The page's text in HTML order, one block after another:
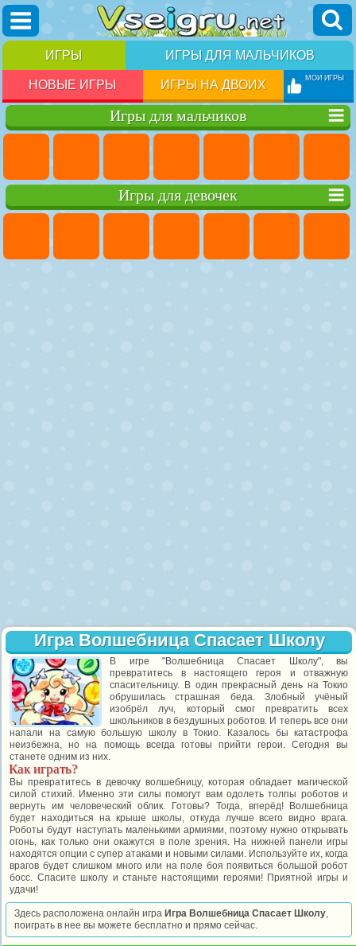
ИГРЫ ИГРЫ ДЛЯ МАЛЬЧИКОВ
НОВЫЕ ИГРЫ ИГРЫ НА ДВОИХ МОИ ИГРЫ
Игры для мальчиков
Игры для девочек
Игра Волшебница Спасает Школу
В игре "Волшебница Спасает Школу", вы
превратитесь в настоящего героя и отважную
спасительницу. В один прекрасный день на Токио
обрушилась страшная беда. Злобный учёный
изобрёл луч, который смог превратить всех
школьников в бездушных роботов. И теперь все они
напали на самую большую школу в Токио. Казалось бы катастрофа
неизбежна, но на помощь всегда готовы прийти герои. Сегодня вы
станете одним из них.
Как играть?
Вы превратитесь в девочку волшебницу, которая обладает магической
силой стихий. Именно эти силы помогут вам одолеть толпы роботов и
вернуть им человеческий облик. Готовы? Тогда, вперёд! Волшебница
будет находиться на крыше школы, откуда лучше всего видно врага.
Роботы будут наступать маленькими армиями, поэтому нужно открывать
огонь, как только они окажутся в поле зрения. На нижней панели игры
находятся опции с супер атаками и новыми силами. Используйте их, когда
врагов будет слишком много или на поле боя появиться большой робот
босс. Спасите школу и станьте настоящими героями! Приятной игры и
удачи!
Здесь расположена онлайн игра Игра Волшебница Спасает Школу,
поиграть в нее вы можете бесплатно и прямо сейчас.